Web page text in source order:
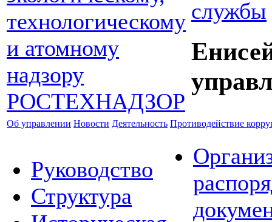
службы
Об управлении Новости Деятельность Противодействие
Руководство
Структура